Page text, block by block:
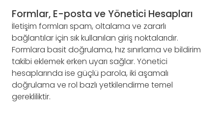
Formlar, E-posta ve Yönetici Hesapları
İletişim formları spam, oltalama ve zararlı
bağlantılar için sık kullanılan giriş noktalarıdır.
Formlara basit doğrulama, hız sınırlama ve bildirim
takibi eklemek erken uyarı sağlar. Yönetici
hesaplarında ise güçlü parola, iki aşamalı
doğrulama ve rol bazlı yetkilendirme temel
gerekliliktir.